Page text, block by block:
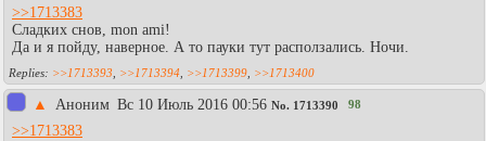
>>1713383
Сладких снов, mon ami!
Да и я пойду, наверное. А то пауки тут расползались. Ночи.
>>1713393 >>1713394 >>1713399 >>1713400
▲ Aнoним Вc 10 Июль 2016 00:56 No. 1713390 98
>>1713383